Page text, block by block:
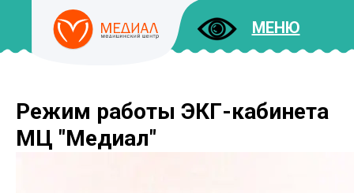
МЕНЮ
ДОКУМЕНТЫ
Режим работы ЭКГ-кабинета
МЦ "Медиал"